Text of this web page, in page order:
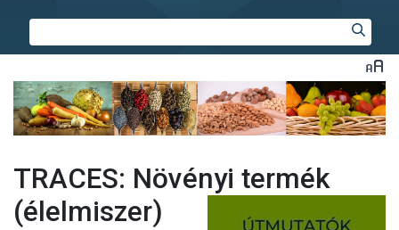
TRACES: Növényi termék
(élelmiszer)